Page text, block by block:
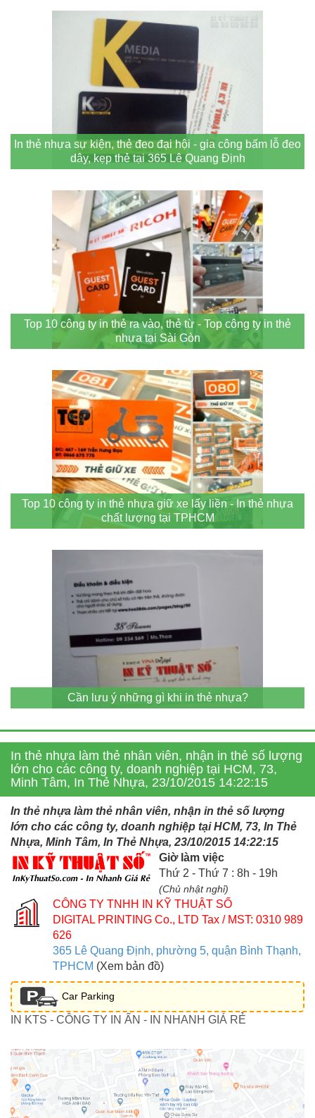
In thẻ nhựa sự kiện, thẻ đeo đại hội - gia công bấm lỗ đeo
dây, kẹp thẻ tại 365 Lê Quang Định
Top 10 công ty in thẻ ra vào, thẻ từ - Top công ty in thẻ
nhựa tại Sài Gòn
Top 10 công ty in thẻ nhựa giữ xe lấy liền - In thẻ nhựa
chất lượng tại TPHCM
Cần lưu ý những gì khi in thẻ nhựa?
In thẻ nhựa làm thẻ nhân viên, nhận in thẻ số lượng
lớn cho các công ty, doanh nghiệp tại HCM, 73,
Minh Tâm, In Thẻ Nhựa, 23/10/2015 14:22:15
In thẻ nhựa làm thẻ nhân viên, nhận in thẻ số lượng
lớn cho các công ty, doanh nghiệp tại HCM, 73, In Thẻ
Nhựa, Minh Tâm, In Thẻ Nhựa, 23/10/2015 14:22:15
Giờ làm việc
Thứ 2 - Thứ 7 : 8h - 19h
(Chủ nhật nghỉ)
CÔNG TY TNHH IN KỸ THUẬT SỐ
DIGITAL PRINTING Co., LTD Tax / MST: 0310 989
626
365 Lê Quang Định, phường 5, quận Bình Thạnh,
TPHCM (Xem bản đồ)
Car Parking
IN KTS - CÔNG TY IN ẤN - IN NHANH GIÁ RẺ